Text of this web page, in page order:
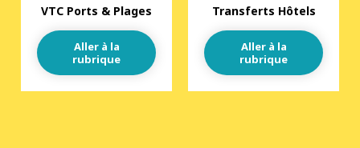
VTC Ports & Plages
Aller à la
rubrique
Transferts Hôtels
Aller à la
rubrique